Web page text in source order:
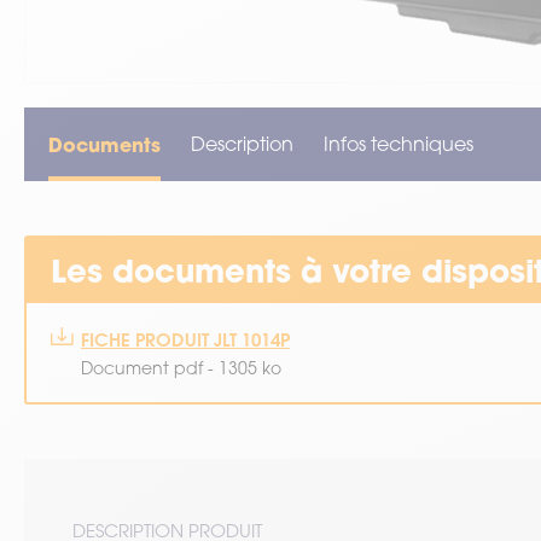
Documents Description Infos techniques
Les documents à votre
FICHE PRODUIT JLT 1014P
Document pdf - 1305 ko
DESCRIPTION PRODUIT